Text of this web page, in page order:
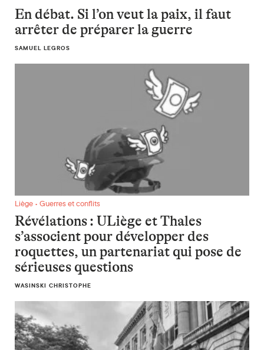
En débat. Si l’on veut la paix, il faut
arrêter de préparer la guerre
SAMUEL LEGROS
Révélations : ULiège et Thales s’associent pour
Liège • Guerres et conflits
Révélations : ULiège et Thales
s’associent pour développer des
roquettes, un partenariat qui pose de
sérieuses questions
WASINSKI CHRISTOPHE